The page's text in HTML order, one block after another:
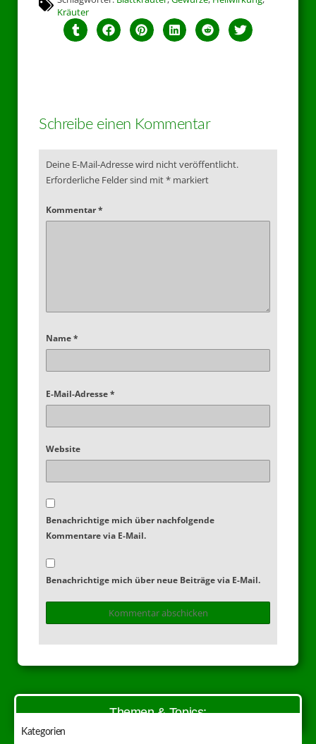
Kräuter
Schreibe einen Kommentar
Deine E-Mail-Adresse wird nicht veröffentlicht.
Erforderliche Felder sind mit* markiert
Kommentar*
Name*
E-Mail-Adresse*
Website
Benachrichtige mich über nachfolgende
Kommentare via E-Mail.
Benachrichtige mich über neue Beiträge via E-Mail.
Themen & Topics:
Kategorien